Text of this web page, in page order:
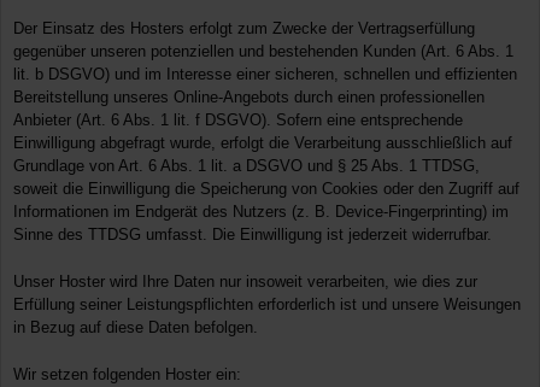
Der Einsatz des Hosters erfolgt zum Zwecke der Vertragserfüllung
gegenüber unseren potenziellen und bestehenden Kunden (Art. 6 Abs. 1
lit. b DSGVO) und im Interesse einer sicheren, schnellen und effizienten
Bereitstellung unseres Online-Angebots durch einen professionellen
Anbieter (Art. 6 Abs. 1 lit. f DSGVO). Sofern eine entsprechende
Einwilligung abgefragt wurde, erfolgt die Verarbeitung ausschließlich auf
Grundlage von Art. 6 Abs. 1 lit. a DSGVO und § 25 Abs. 1 TTDSG,
soweit die Einwilligung die Speicherung von Cookies oder den Zugriff auf
Informationen im Endgerät des Nutzers (z. B. Device-Fingerprinting) im
Sinne des TTDSG umfasst. Die Einwilligung ist jederzeit widerrufbar.
Unser Hoster wird Ihre Daten nur insoweit verarbeiten, wie dies zur
Erfüllung seiner Leistungspflichten erforderlich ist und unsere Weisungen
in Bezug auf diese Daten befolgen.
Wir setzen folgenden Hoster ein: